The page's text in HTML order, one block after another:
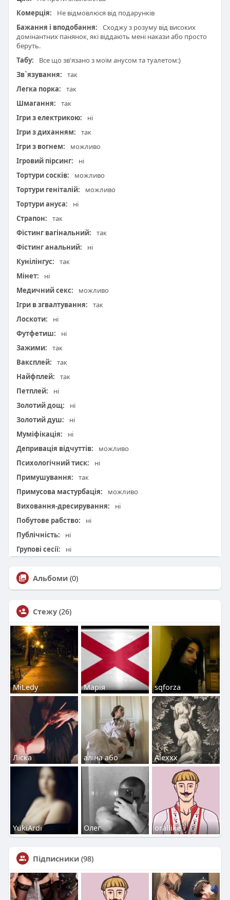
Комерція:
Не відмовлюся від подарунків
Бажання і вподобання:
Сходжу з розуму від високих
домінантних панянок, які віддають мені накази або просто
беруть.
Табу:
Все що зв'язано з моїм анусом та туалетом:)
Зв`язування:
так
Легка порка:
так
Шмагання:
так
Ігри з електрикою:
ні
Ігри з диханням:
так
Ігри з вогнем:
можливо
Ігровий пірсинг:
ні
Тортури сосків:
можливо
Тортури геніталій:
можливо
Тортури ануса:
ні
Страпон:
так
Фістинг вагінальний:
так
Фістинг анальний:
ні
Кунілінгус:
так
Мінет:
ні
Медичний секс:
можливо
Ігри в згвалтування:
так
Лоскоти:
ні
Футфетиш:
ні
Зажими:
так
Ваксплей:
так
Найфплей:
так
Петплей:
ні
Золотий дощ:
ні
Золотий душ:
ні
Муміфікація:
ні
Депривація відчуттів:
можливо
Психологічний тиск:
ні
Примушування:
так
Примусова мастурбація:
можливо
Виховання-дресирування:
ні
Побутове рабство:
ні
Публічність:
ні
Групові сесії:
ні
Альбоми (0)
Стежу (26)
MiLedy Марія sqforza
Ліска аліна або Alexxx
YukiArdi Олег orallike
Підписники (98)